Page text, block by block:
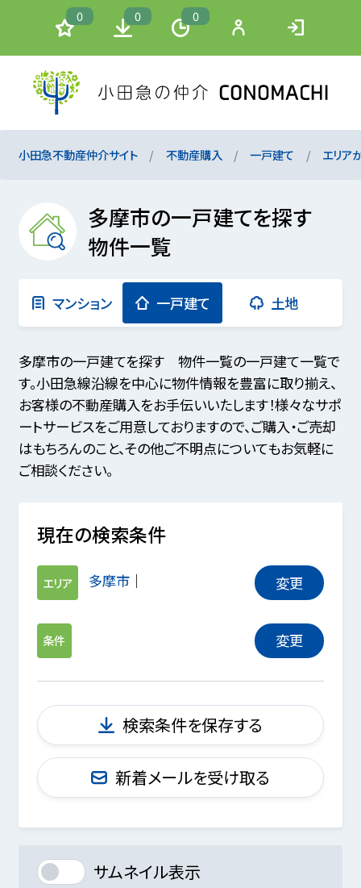
0 0 0
小田急不動産仲介サイト 不動産購入 一戸建て エリア
多摩市の一戸建てを探す
物件一覧
マンション 一戸建て 土地
多摩市の一戸建てを探す 物件一覧の一戸建て一覧で
す。小田急線沿線を中心に物件情報を豊富に取り揃え、
お客様の不動産購入をお手伝いいたします！様々なサポ
ートサービスをご用意しておりますので、ご購入・ご売却
はもちろんのこと、その他ご不明点についてもお気軽に
ご相談ください。
現在の検索条件
エリア 多摩市 変更
条件 変更
検索条件を保存する
新着メールを受け取る
サムネイル表示